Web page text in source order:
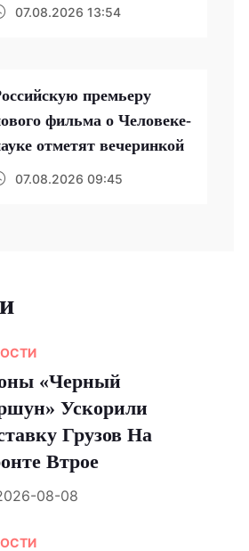
07.08.2026 13:54
премьеру
фильма о Человеке-
отметят вечеринкой
07.08.2026 09:45
«Черный
Ускорили
Грузов На
Втрое
08-08